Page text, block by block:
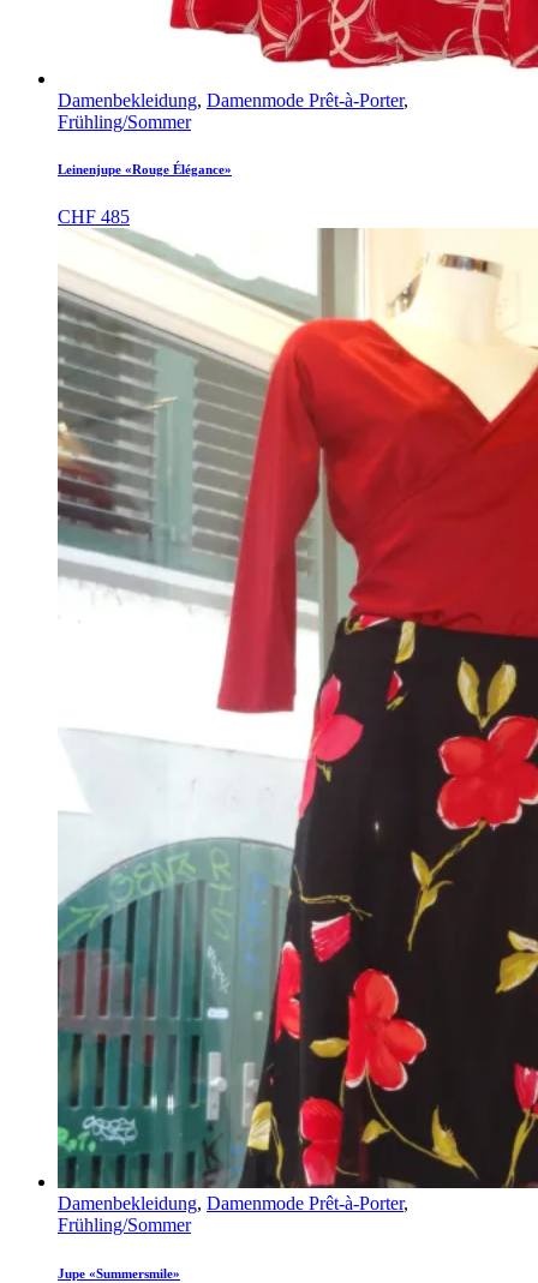
Damenbekleidung, Damenmode Prêt-à-Porter,
Frühling/Sommer
Leinenjupe «Rouge Élégance»
CHF 485
Damenbekleidung, Damenmode Prêt-à-Porter,
Frühling/Sommer
Jupe «Summersmile»